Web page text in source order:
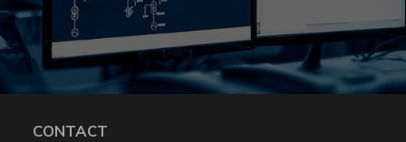
CONTACT
Actualités